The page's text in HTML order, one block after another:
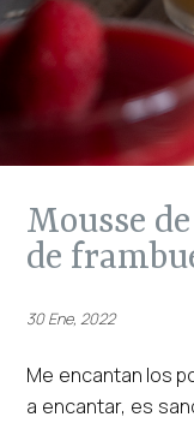
mousse de mango con gelatina
de
30 Ene, 2022
Me encantan los
a encantar, es